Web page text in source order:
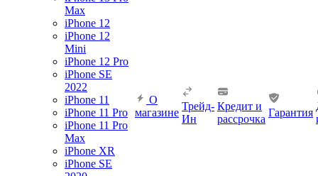
Max
iPhone 12
iPhone 12
Mini
iPhone 12 Pro
iPhone SE
2022
iPhone 11
iPhone 11 Pro
iPhone 11 Pro
Max
iPhone XR
iPhone SE
О
магазине
Трейд-
Ин
Кредит и
рассрочка
Гарантия